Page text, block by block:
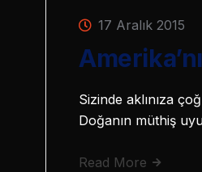
17 Aralık 2015
Sizinde aklınıza
Doğanın müthiş
Read More